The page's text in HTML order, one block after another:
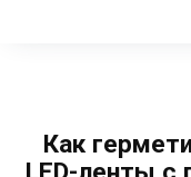
Как